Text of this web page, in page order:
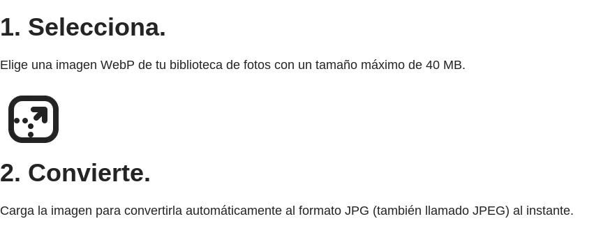
1. Selecciona.
Elige una imagen WebP de tu biblioteca de fotos con un tamaño máximo de 40 MB.
2. Convierte.
Carga la imagen para convertirla automáticamente al formato JPG (también llamado JPEG) al instante.